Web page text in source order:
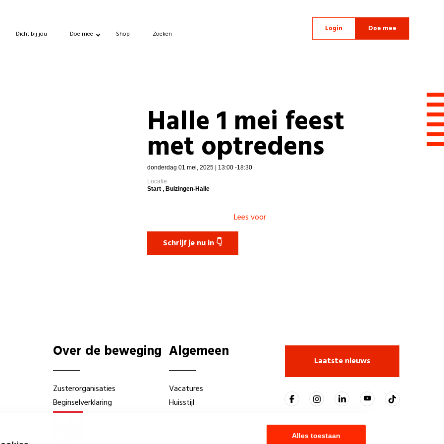
Alles toestaan
Dicht bij jou Doe mee Shop Zoeken
Login Doe mee
Halle 1 mei feest
met optredens
donderdag 01 mei, 2025 | 13:00 -18:30
Locatie:
Start , Buizingen-Halle
Lees voor
Schrijf je nu in 👇
Over de beweging
Zusterorganisaties
Beginselverklaring
Algemeen
Vacatures
Huisstijl
Laatste nieuws